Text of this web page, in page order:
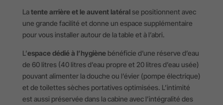
Latente arrière et le auvent latéralse positionnent avec
une grande facilité et donne un espace supplémentaire
pour vous installer autour de la table et à l’abri.
L’espace dédié à l’hygiènebénéficie d’une réserve d’eau
de 60 litres (40 litres d’eau propre et 20 litres d’eau usée)
pouvant alimenter la douche ou l’évier (pompe électrique)
et de toilettes sèches portatives optimisées. L’intimité
est aussi préservée dans la cabine avec l’intégralité des